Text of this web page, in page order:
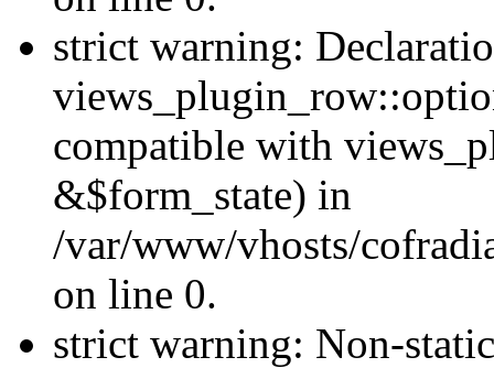
strict warning:
compatible with
&$form_state) in
/var/www/vhosts/
on line 0.
strict warning: Non-